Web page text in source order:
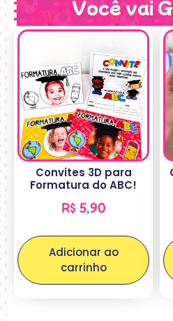
Você vai
Convites 3D para
Formatura do ABC!
R$5,90
Adicionar ao
carrinho